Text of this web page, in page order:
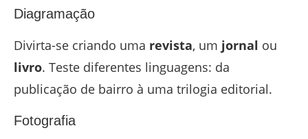
Diagramação
Divirta-se criando uma revista, um jornal ou
livro. Teste diferentes linguagens: da
publicação de bairro à uma trilogia editorial.
Fotografia